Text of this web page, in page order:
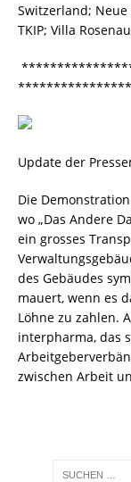
Switzerland; Neue
TKIP; Villa
Update der
Die
wo „Das Andere
ein grosses
des Gebäudes
mauert, wenn es
Löhne zu zahlen.
interpharma, das
zwischen Arbeit